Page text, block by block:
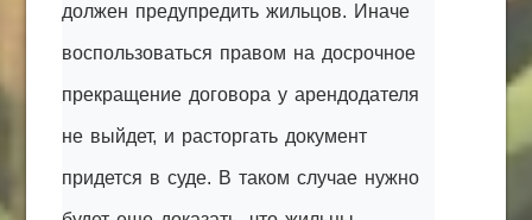
должен предупредить жильцов. Иначе
воспользоваться правом на досрочное
прекращение договора у арендодателя
не выйдет, и расторгать документ
придется в суде. В таком случае нужно